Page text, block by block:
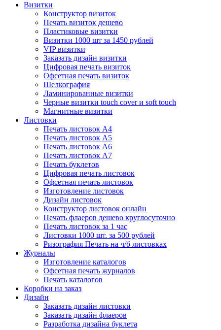
Визитки
Конструктор визиток
Печать визиток дешево
Пластиковые визитки
Визитки 1000 шт за 1450 рублей
VIP визитки
Заказать дизайн визитки
Цифровая печать визиток
Офсетная печать визиток
Шелкография
Ламинированные визитки
Черные визитки touch cover и soft touch
Магнитные визитки
Листовки
Печать листовок А4
Печать листовок А5
Печать листовок А6
Печать листовок А7
Печать буклетов
Цифровая печать листовок
Офсетная печать листовок
Изготовление листовок
Дизайн листовок
Конструктор листовок онлайн
Печать флаеров дешево круглосуточно
Печать листовок за 1 час
Листовки 1000 шт. за 500 рублей
Ризография Печать на ч/б листовках
Журналы
Изготовление каталогов
Офсетная печать журналов
Печать каталогов
Коробки на заказ
Дизайн
Заказать дизайн листовки
Заказать дизайн флаеров
Разработка дизайна буклета